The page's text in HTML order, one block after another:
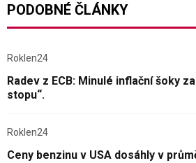
PODOBNÉ ČLÁNKY
Roklen24
Radev z ECB: Minulé inflační šoky
stopu“.
Roklen24
Ceny benzinu v USA dosáhly v